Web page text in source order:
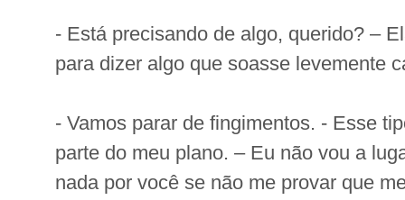
- Está precisando de algo, querido? –
para dizer algo que soasse levemente
- Vamos parar de fingimentos. - Esse
parte do meu plano. – Eu não vou a
nada por você se não me provar que